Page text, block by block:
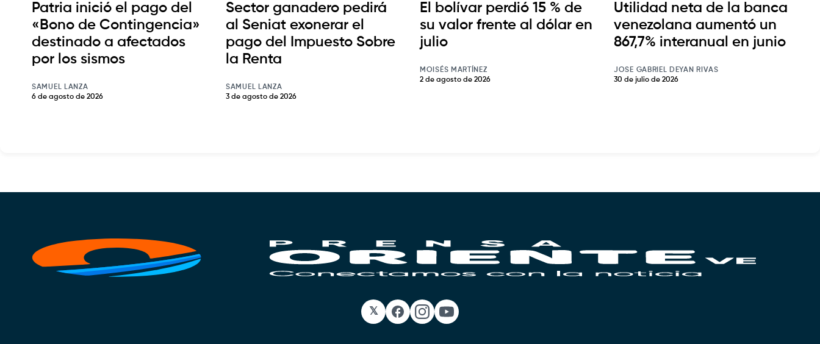
Patria inició el pago del
«Bono de Contingencia»
destinado a afectados
por los sismos
SAMUEL LANZA
6 de agosto de 2026
Sector ganadero pedirá
al Seniat exonerar el
pago del Impuesto Sobre
la Renta
SAMUEL LANZA
3 de agosto de 2026
El bolívar perdió 15 % de
su valor frente al dólar en
julio
MOISÉS MARTÍNEZ
2 de agosto de 2026
Utilidad neta de la banca
venezolana aumentó un
867,7% interanual en junio
JOSE GABRIEL DEYAN RIVAS
30 de julio de 2026
𝕏 Facebook
Instagram
YouTube